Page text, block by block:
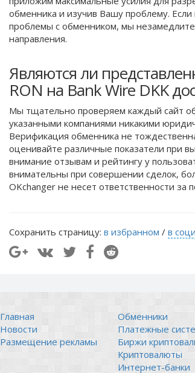
обменника и изучив Вашу проблему.
проблемы c обменником, мы
направления.
Являются ли
RON на Bank Wire DKK
Мы тщательно проверяем каждый сайт
указанными компаниями никакими
Верификация обменника не
оценивайте различные показатели при
внимание отзывам и рейтингу у
внимательны при совершении сделок,
OKchanger не несет ответственности
Сохранить страницу: в избранном / в
Главная
Новости
Размещение рекламы
Обменники
Платежные
Биржи
Криптовалюты
Интернет-банки